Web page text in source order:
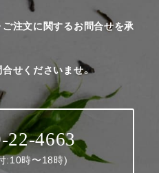
ご注文に関するお問合せを承
せくださいませ。
22-4663
:10時〜18時)